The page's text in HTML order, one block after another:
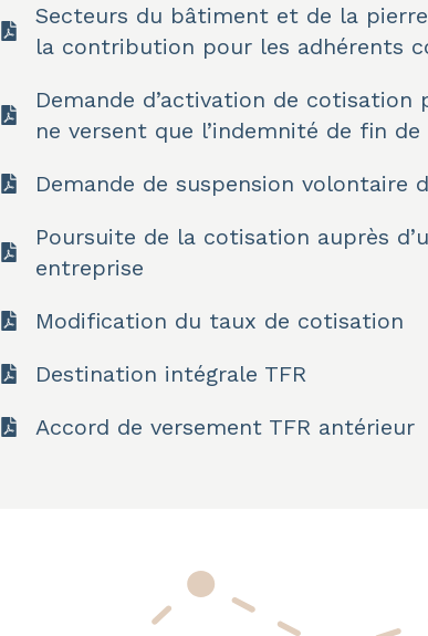
Secteurs du bâtiment et de la
la contribution pour les adhérents
Demande d’activation de cotisation
ne versent que l’indemnité de fin
Demande de suspension volontaire
Poursuite de la cotisation auprès
entreprise
Modification du taux de cotisation
Destination intégrale TFR
Accord de versement TFR antérieur